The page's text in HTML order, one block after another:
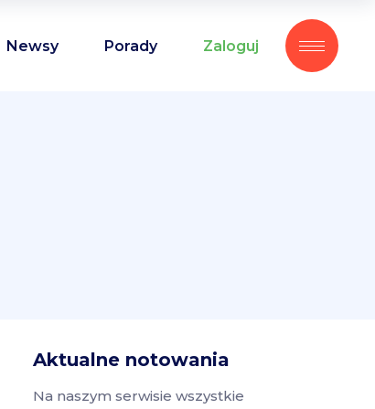
Newsy Porady Zaloguj
Aktualne notowania
Na naszym serwisie wszystkie